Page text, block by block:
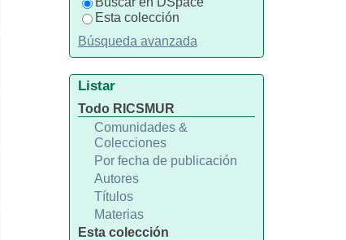
Esta colección
Búsqueda avanzada
Listar
Todo RICSMUR
Comunidades &
Colecciones
Por fecha de publicación
Autores
Títulos
Materias
Esta colección